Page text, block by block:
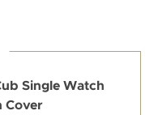
Single Watch
Cover